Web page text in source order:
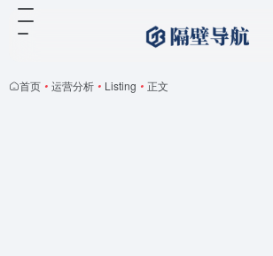
首页 • 运营分析 • Listing • 正文